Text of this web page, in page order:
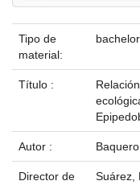
Tipo de
material:
Título :
Autor :
Director de
Suárez,